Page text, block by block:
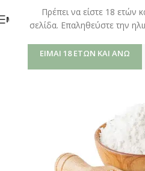
Πρέπει να είστε 18 ετών
σελίδα. Επαληθεύστε την
ΕΊΜΑΙ 18 ΕΤΏΝ ΚΑΙ ΆΝΩ
ΜΕΝΟΎ